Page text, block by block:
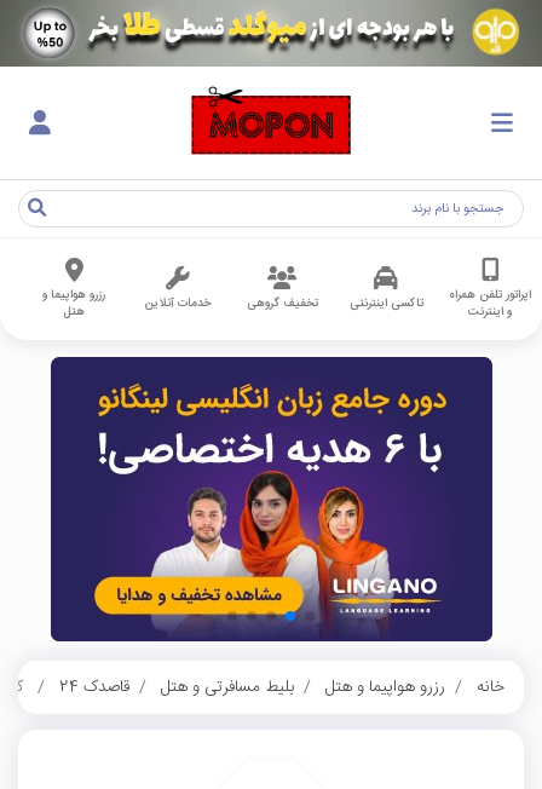
اپراتور تلفن همراه
و اینترنت
تاکسی اینترنتی تخفیف گروهی خدمات آنلاین
رزرو هواپیما و
هتل
خانه رزرو هواپیما و هتل بلیط مسافرتی و هتل قاصدک 24 کد تخفیف 15 هزار